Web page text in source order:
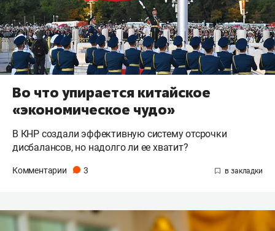
Во что упирается китайское
«экономическое чудо»
В КНР создали эффективную систему отсрочки
дисбалансов, но надолго ли ее хватит?
Комментарии 3